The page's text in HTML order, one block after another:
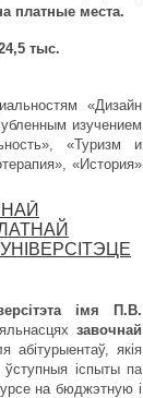
платные места.
тыс.
«Дизайн
изучением
«Туризм и
«История»
імя П.В.
завочнай
абітурыентаў, якія
іспыты па
на бюджэтную і